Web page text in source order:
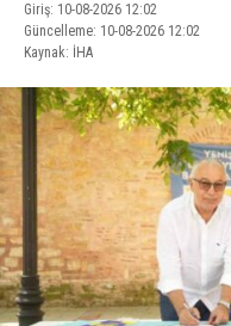
Giriş: 10-08-2026 12:02
Güncelleme: 10-08-2026 12:02
Kaynak: İHA